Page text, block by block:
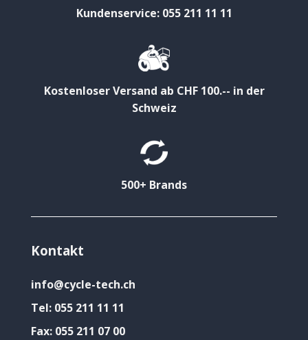
Kundenservice: 055 211 11 11
Kostenloser Versand ab CHF 100.-- in der
Schweiz
500+ Brands
Kontakt
info@cycle-tech.ch
Tel: 055 211 11 11
Fax: 055 211 07 00